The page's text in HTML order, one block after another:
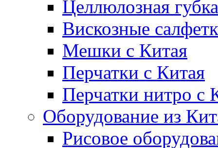
Целлюлозная губка
Вискозные
Мешки с Китая
Перчатки с Китая
Перчатки нитро с
Оборудование из
Рисовое